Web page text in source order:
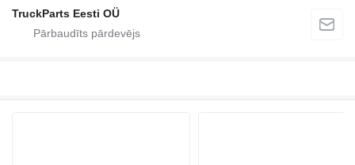
TruckParts Eesti OÜ